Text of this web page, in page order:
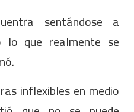
sentándose a
lo que realmente se
inflexibles en medio